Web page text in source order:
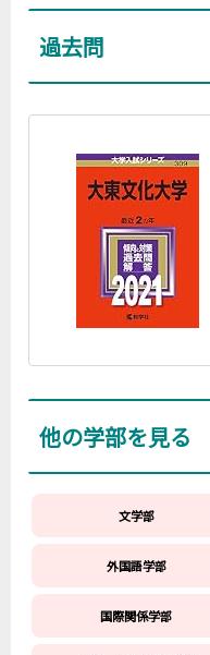
2020
過去問
他の学部を見る
文学部
外国語学部
国際関係学部